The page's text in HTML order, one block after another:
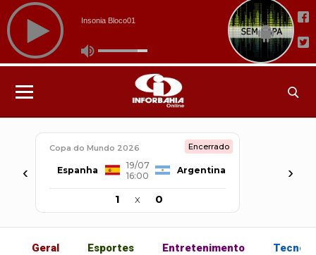
‹
Copa do Mundo 2026 Encerrado
Espanha
19/07
16:00
Argentina
1 x 0
›
Geral Esportes Entretenimento